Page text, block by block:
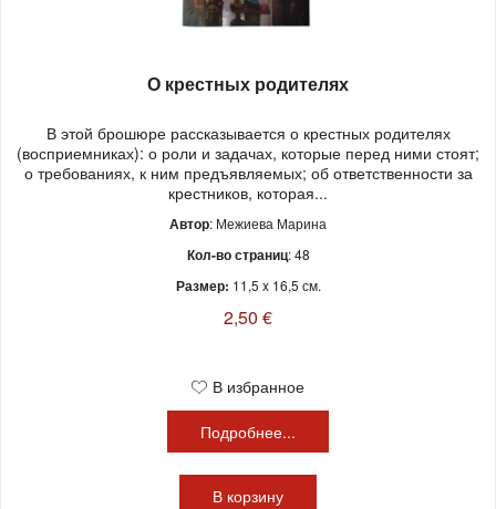
О крестных родителях
В этой брошюре рассказывается о крестных родителях
(восприемниках): о роли и задачах, которые перед ними стоят;
о требованиях, к ним предъявляемых; об ответственности за
крестников, которая...
Автор: Межиева Марина
Кол-во страниц: 48
Размер: 11,5 x 16,5 см.
2,50 €
В избранное
Подробнее...
В корзину